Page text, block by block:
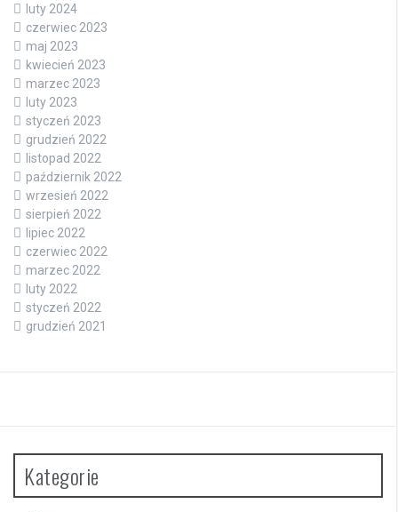
luty 2024
czerwiec 2023
maj 2023
kwiecień 2023
marzec 2023
luty 2023
styczeń 2023
grudzień 2022
listopad 2022
październik 2022
wrzesień 2022
sierpień 2022
lipiec 2022
czerwiec 2022
marzec 2022
luty 2022
styczeń 2022
grudzień 2021
Kategorie